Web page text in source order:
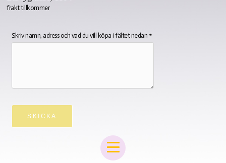
frakt tillkommer
Skriv namn, adress och vad du vill köpa i fältet nedan *
SKICKA